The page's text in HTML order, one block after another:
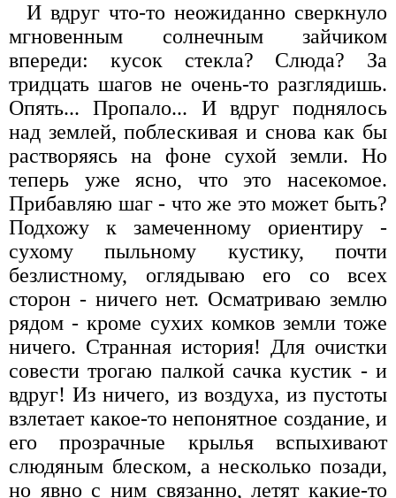
И вдруг что-то неожиданно сверкнуло
мгновенным солнечным зайчиком
впереди: кусок стекла? Слюда? За
тридцать шагов не очень-то разглядишь.
Опять... Пропало... И вдруг поднялось
над землей, поблескивая и снова как бы
растворяясь на фоне сухой земли. Но
теперь уже ясно, что это насекомое.
Прибавляю шаг - что же это может быть?
Подхожу к замеченному ориентиру -
сухому пыльному кустику, почти
безлистному, оглядываю его со всех
сторон - ничего нет. Осматриваю землю
рядом - кроме сухих комков земли тоже
ничего. Странная история! Для очистки
совести трогаю палкой сачка кустик - и
вдруг! Из ничего, из воздуха, из пустоты
взлетает какое-то непонятное создание, и
его прозрачные крылья вспыхивают
слюдяным блеском, а несколько позади,
но явно с ним связанно, летят какие-то